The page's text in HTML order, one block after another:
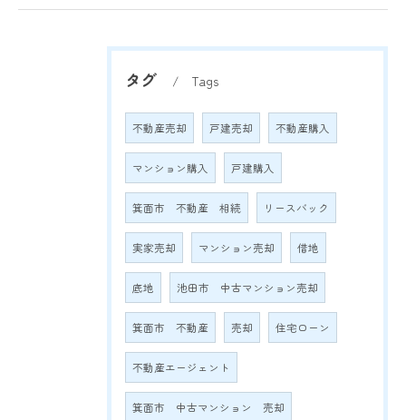
タグ Tags
不動産売却 戸建売却 不動産購入
マンション購入 戸建購入
箕面市 不動産 相続 リースバック
実家売却 マンション売却 借地
底地 池田市 中古マンション売却
箕面市 不動産 売却 住宅ローン
不動産エージェント
箕面市 中古マンション 売却